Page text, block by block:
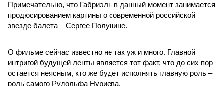
Примечательно, что Габриэль в данный момент занимается
продюсированием картины о современной российской
звезде балета – Сергее Полунине.
О фильме сейчас известно не так уж и много. Главной
интригой будущей ленты является тот факт, что до сих пор
остается неясным, кто же будет исполнять главную роль –
роль самого Рудольфа Нуриева.